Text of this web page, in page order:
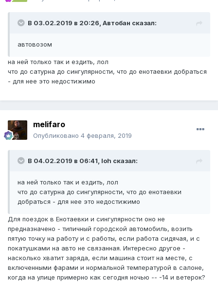
В 03.02.2019 в 20:26, Автобан сказал:
автовозом
на ней только так и ездить, лол
что до сатурна до сингулярности, что до енотаевки добраться
- для нее это недостижимо
melifaro
Опубликовано 4 февраля, 2019
В 04.02.2019 в 06:41, loh сказал:
на ней только так и ездить, лол
что до сатурна до сингулярности, что до енотаевки
добраться - для нее это недостижимо
Для поездок в Енотаевки и сингулярности оно не
предназначено - типичный городской автомобиль, возить
пятую точку на работу и с работы, если работа сидячая, и с
покатушками на авто не связанная. Интересно другое -
насколько хватит заряда, если машина стоит на месте, с
включенными фарами и нормальной температурой в салоне,
когда на улице примерно как сегодня ночью -- -14 и ветерок?